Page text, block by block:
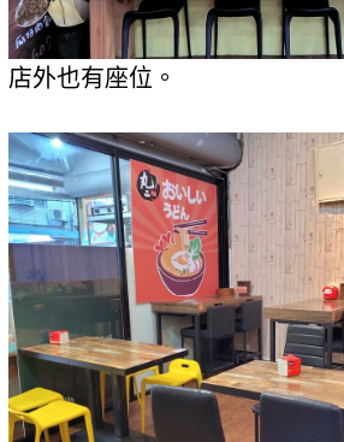
店外也有座位。